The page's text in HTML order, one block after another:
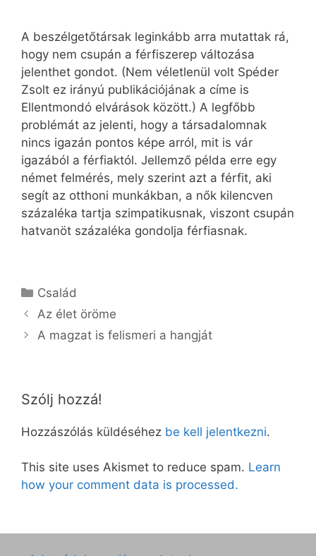
A beszélgetőtársak leginkább arra mutattak rá,
hogy nem csupán a férfiszerep változása
jelenthet gondot. (Nem véletlenül volt Spéder
Zsolt ez irányú publikációjának a címe is
Ellentmondó elvárások között.) A legfőbb
problémát az jelenti, hogy a társadalomnak
nincs igazán pontos képe arról, mit is vár
igazából a férfiaktól. Jellemző példa erre egy
német felmérés, mely szerint azt a férfit, aki
segít az otthoni munkákban, a nők kilencven
százaléka tartja szimpatikusnak, viszont csupán
hatvanöt százaléka gondolja férfiasnak.
Kategória
Család
Az élet öröme
A magzat is felismeri a hangját
Szólj hozzá!
Hozzászólás küldéséhez be kell jelentkezni.
This site uses Akismet to reduce spam. Learn
how your comment data is processed.